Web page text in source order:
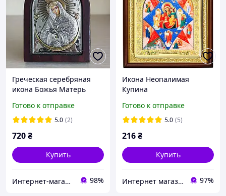
Греческая серебряная
икона Божья Матерь
Silver Axion
Готово к отправке
5.0 (2)
720₴
Купить
Интернет-магазин "Святой Николай" 98%
Икона Неопалимая
Купина
Готово к отправке
5.0 (5)
216₴
Купить
Интернет магазин Slugenie. Иконы и церковная утварь от производителя. 97%